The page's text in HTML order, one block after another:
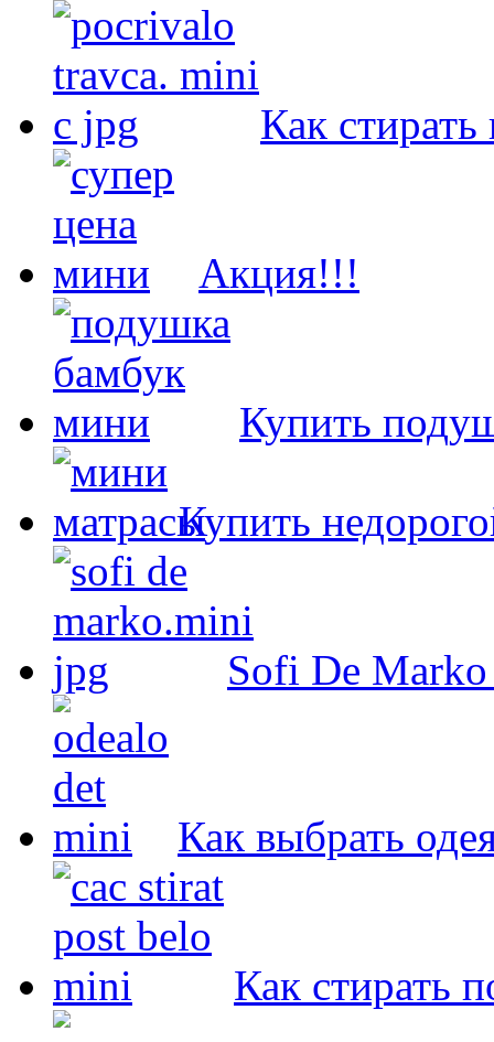
Как стирать
Акция!!!
Купить
Купить
Sofi De
Как выбрать
Как стирать